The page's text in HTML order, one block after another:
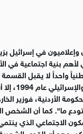
في إسرائيل
لأهم بنية اجتماعية في
واحداً لا يقبل القسمة
الأردنية، فوزير
ما". كما أن الشخص
الاجتماعي الذي ينتمي